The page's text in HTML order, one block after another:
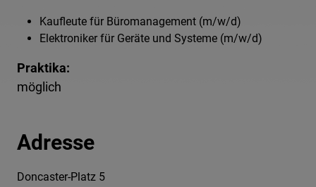
Kaufleute für Büromanagement (m/w/d)
Elektroniker für Geräte und Systeme (m/w/d)
Praktika:
möglich
Adresse
Doncaster-Platz 5